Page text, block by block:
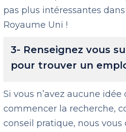
pas plus intéressantes
Royaume Uni !
3- Renseignez vous
pour trouver un
Si vous n’avez aucune
commencer la recherche,
conseil pratique, nous vous